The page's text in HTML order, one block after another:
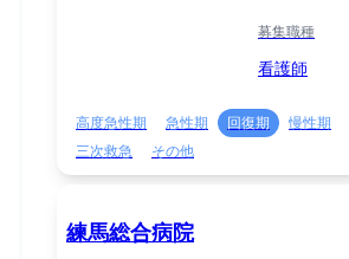
募集職種
看護師
高度急性期 急性期 回復期 慢性期
三次救急
その他
練馬総合病院